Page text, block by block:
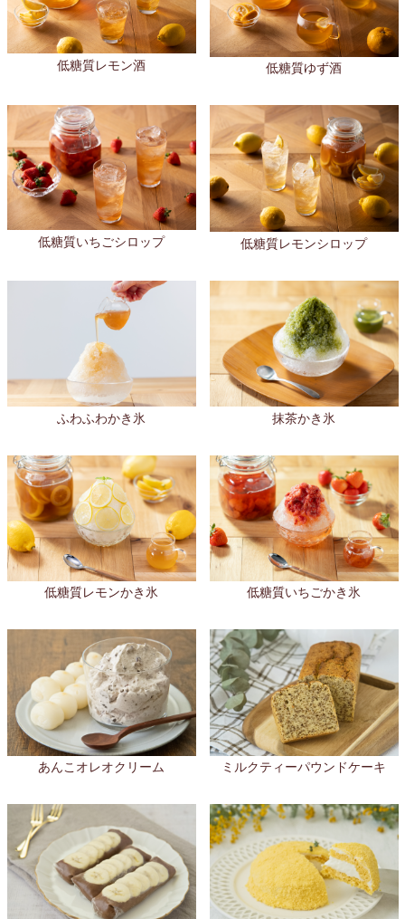
低糖質レモン酒 低糖質ゆず酒
低糖質いちごシロップ 低糖質レモンシロップ
ふわふわかき氷 抹茶かき氷
低糖質レモンかき氷 低糖質いちごかき氷
あんこオレオクリーム ミルクティーパウンドケーキ